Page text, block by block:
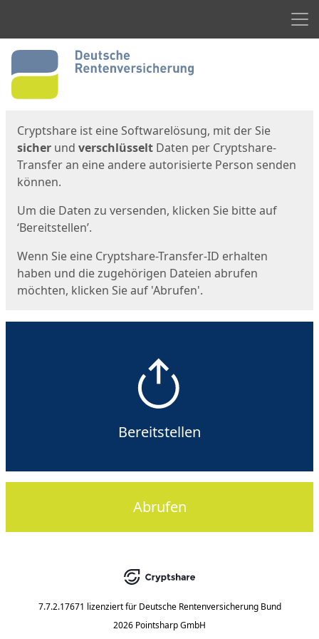
Start
Cryptshare ist eine Softwarelösung, mit der Sie
sicher und verschlüsselt Daten per Cryptshare-
Transfer an eine andere autorisierte Person senden
können.
Um die Daten zu versenden, klicken Sie bitte auf
‘Bereitstellen’.
Wenn Sie eine Cryptshare-Transfer-ID erhalten
haben und die zugehörigen Dateien abrufen
möchten, klicken Sie auf 'Abrufen'.
Bereitstellen
Abrufen
7.7.2.17671 lizenziert für Deutsche Rentenversicherung Bund
2026 Pointsharp GmbH